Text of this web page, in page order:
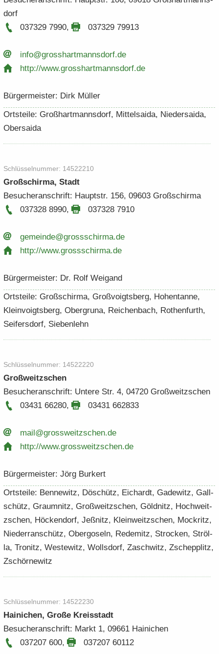
dorf
037329 7990, 037329 79913
info@gross­hart­manns­dorf.​de
http:/​/​www.​grosshartmannsdorf.​de
Bür­ger­meis­ter: Dirk Mül­ler
Orts­tei­le: Groß­hart­manns­dorf, Mit­tel­sai­da, Nie­der­sai­da,
Ober­sai­da
Schlüs­sel­num­mer: 14522210
Groß­schirma, Stadt
Be­su­cher­an­schrift: Haupt­str. 156, 09603 Groß­schirma
037328 8990, 037328 7910
ge­mein­de@gross­schirma.​de
http:/​/​www.​grossschirma.​de
Bür­ger­meis­ter: Dr. Rolf Wei­gand
Orts­tei­le: Groß­schirma, Groß­voigts­berg, Ho­hen­tan­ne,
Klein­voigts­berg, Ober­gru­na, Rei­chen­bach, Ro­then­furth,
Sei­fers­dorf, Sie­ben­lehn
Schlüs­sel­num­mer: 14522220
Groß­weit­z­schen
Be­su­cher­an­schrift: Un­te­re Str. 4, 04720 Groß­weit­z­schen
03431 66280, 03431 662833
mail@gross­weit­z­schen.​de
http:/​/​www.​grossweitzschen.​de
Bür­ger­meis­ter: Jörg Bur­kert
Orts­tei­le: Ben­ne­witz, Döschütz, Ei­chardt, Ga­de­witz, Gall­
schütz, Graum­nitz, Groß­weit­z­schen, Göldnitz, Hoch­weit­
z­schen, Hö­cken­dorf, Jeß­nitz, Klein­weit­z­schen, Mock­ritz,
Nie­der­ran­schütz, Ober­go­seln, Re­de­mitz, Stro­cken, Ströl­
la, Tro­nitz, Wes­te­witz, Wolls­dorf, Za­schwitz, Zschepp­litz,
Zs­chör­ne­witz
Schlüs­sel­num­mer: 14522230
Hai­ni­chen, Große Kreis­stadt
Be­su­cher­an­schrift: Markt 1, 09661 Hai­ni­chen
037207 600, 037207 60112